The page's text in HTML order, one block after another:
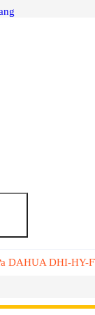
DAHUA DHI-HY-